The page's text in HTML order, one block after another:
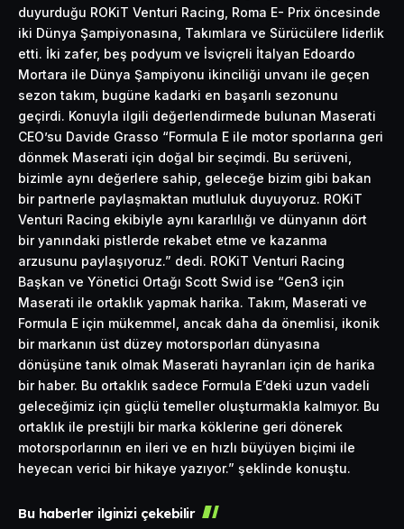
duyurduğu ROKiT Venturi Racing, Roma E- Prix öncesinde
iki Dünya Şampiyonasına, Takımlara ve Sürücülere liderlik
etti. İki zafer, beş podyum ve İsviçreli İtalyan Edoardo
Mortara ile Dünya Şampiyonu ikinciliği unvanı ile geçen
sezon takım, bugüne kadarki en başarılı sezonunu
geçirdi. Konuyla ilgili değerlendirmede bulunan Maserati
CEO’su Davide Grasso “Formula E ile motor sporlarına geri
dönmek Maserati için doğal bir seçimdi. Bu serüveni,
bizimle aynı değerlere sahip, geleceğe bizim gibi bakan
bir partnerle paylaşmaktan mutluluk duyuyoruz. ROKiT
Venturi Racing ekibiyle aynı kararlılığı ve dünyanın dört
bir yanındaki pistlerde rekabet etme ve kazanma
arzusunu paylaşıyoruz.” dedi. ROKiT Venturi Racing
Başkan ve Yönetici Ortağı Scott Swid ise “Gen3 için
Maserati ile ortaklık yapmak harika. Takım, Maserati ve
Formula E için mükemmel, ancak daha da önemlisi, ikonik
bir markanın üst düzey motorsporları dünyasına
dönüşüne tanık olmak Maserati hayranları için de harika
bir haber. Bu ortaklık sadece Formula E’deki uzun vadeli
geleceğimiz için güçlü temeller oluşturmakla kalmıyor. Bu
ortaklık ile prestijli bir marka köklerine geri dönerek
motorsporlarının en ileri ve en hızlı büyüyen biçimi ile
heyecan verici bir hikaye yazıyor.” şeklinde konuştu.
Bu haberler ilginizi çekebilir